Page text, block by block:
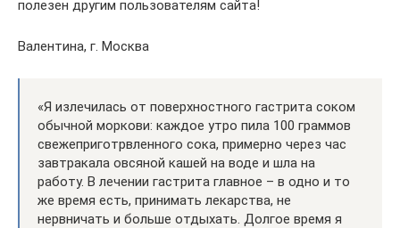
полезен другим пользователям сайта!
Валентина, г. Москва
«Я излечилась от поверхностного гастрита соком
обычной моркови: каждое утро пила 100 граммов
свежеприготрвленного сока, примерно через час
завтракала овсяной кашей на воде и шла на
работу. В лечении гастрита главное – в одно и то
же время есть, принимать лекарства, не
нервничать и больше отдыхать. Долгое время я